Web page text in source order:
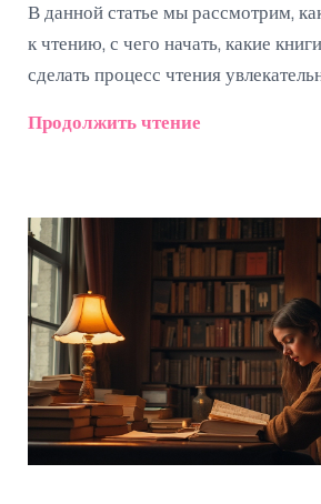
В данной статье мы рассмотрим,
к чтению, с чего начать, какие
сделать процесс чтения
Продолжить чтение